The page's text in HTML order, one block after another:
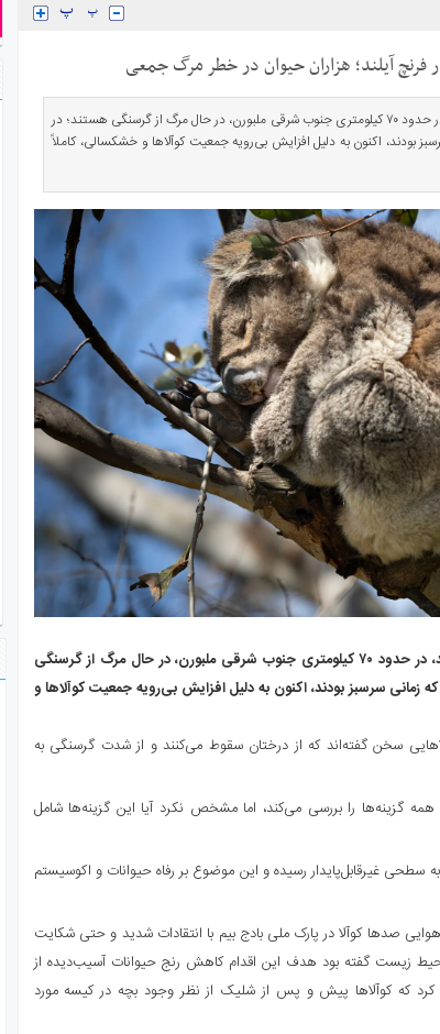
فرنچ آیلند؛ هزاران حیوان در خطر مرگ جمعی
صدای استرالیا - کوآلاها در فرنچ آیلند، در حدود ۷۰ کیلومتری جنوب شرقی ملبورن، در حال مرگ از گرسنگی هستند؛ در
بودند، اکنون به دلیل افزایش بی‌رویه جمعیت کوآلاها و خشکسالی، کاملاً
صدای استرالیا – کوآلاها در فرنچ آیلند، در حدود ۷۰ کیلومتری جنوب شرقی ملبورن، در حال مرگ از گرسنگی
زمانی سرسبز بودند، اکنون به دلیل افزایش بی‌رویه جمعیت کوآلاها و
سخن گفته‌اند که از درختان سقوط می‌کنند و از شدت گرسنگی به
گزینه‌ها را بررسی می‌کند، اما مشخص نکرد آیا این گزینه‌ها شامل
سطحی غیرقابل‌پایدار رسیده و این موضوع بر رفاه حیوانات و اکوسیستم
هوایی صدها کوآلا در پارک ملی بادج بیم با انتقادات شدید و حتی شکایت
‌زیست گفته بود هدف این اقدام کاهش رنج حیوانات آسیب‌دیده از
کرد که کوآلاها پیش و پس از شلیک از نظر وجود بچه در کیسه مورد